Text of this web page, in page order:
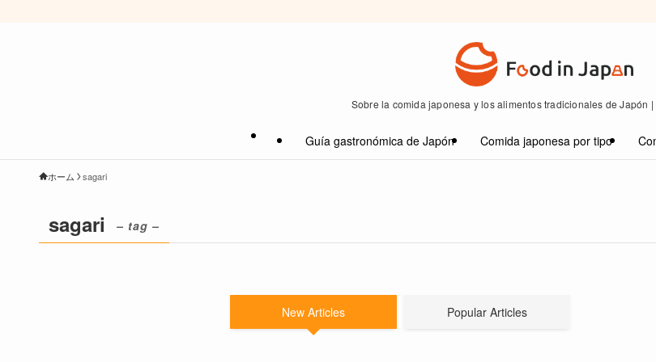
Sobre la comida japonesa y los alimentos tradicionales de Japón
Guía gastronómica de Japón Comida japonesa por tipo
ホーム sagari
sagari – tag –
New Articles Popular Articles